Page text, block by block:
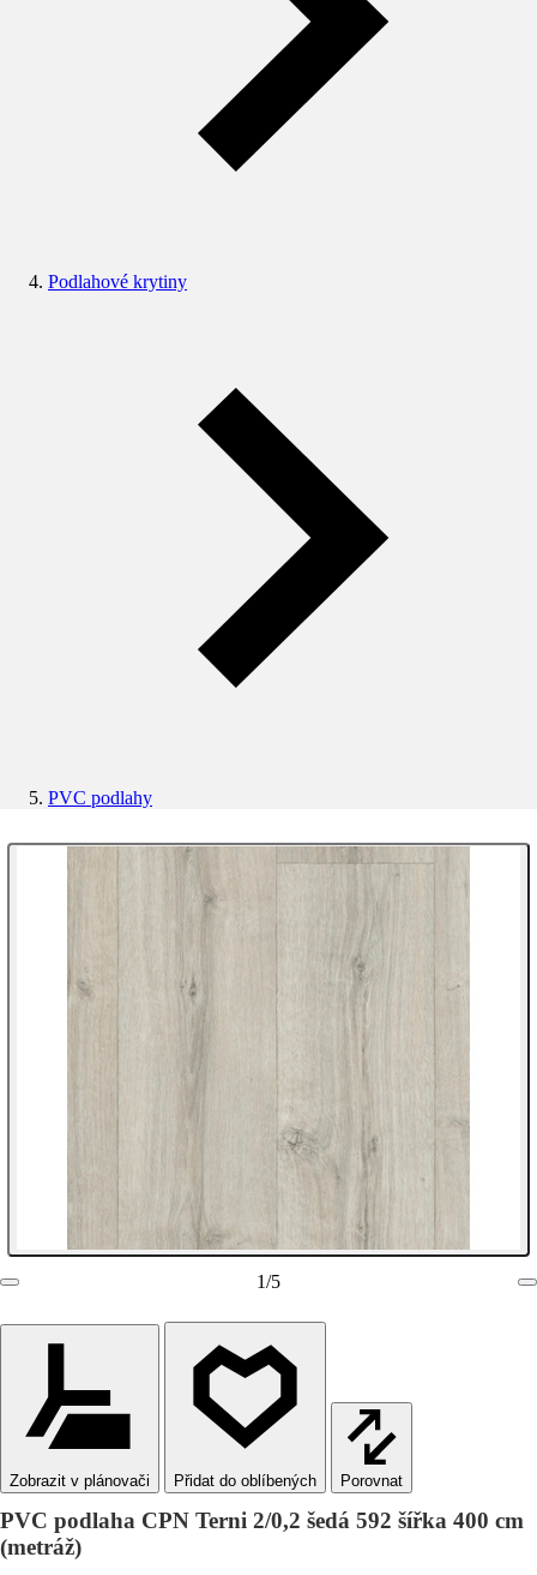
Podlahové krytiny
PVC podlahy
1/5
Zobrazit v plánovači Porovnat
PVC podlaha CPN Terni 2/0,2 šedá 592 šířka 400 cm
(metráž)